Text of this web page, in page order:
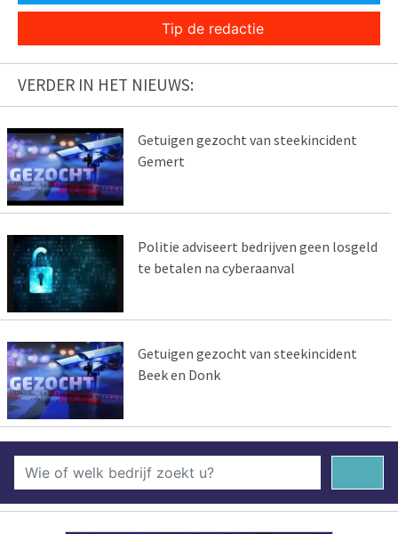
Tip de redactie
VERDER IN HET NIEUWS:
Getuigen gezocht van steekincident
Gemert
Politie adviseert bedrijven geen losgeld
te betalen na cyberaanval
Getuigen gezocht van steekincident
Beek en Donk